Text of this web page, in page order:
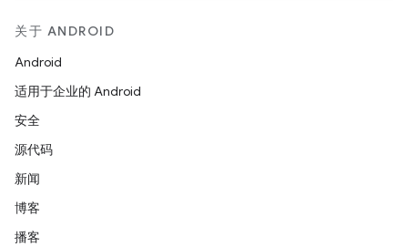
关于 ANDROID
Android
适用于企业的 Android
安全
源代码
新闻
博客
播客